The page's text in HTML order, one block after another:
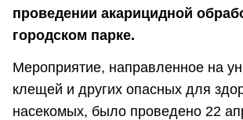
проведении акарицидной
городском парке.
Мероприятие, направленное на
клещей и других опасных для
насекомых, было проведено 22